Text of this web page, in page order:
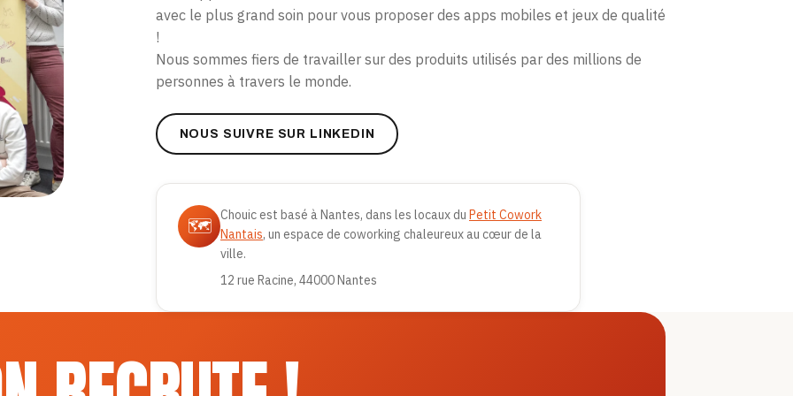
avec le plus grand soin pour vous proposer des apps mobiles et jeux de qualité
!
Nous sommes fiers de travailler sur des produits utilisés par des millions de
personnes à travers le monde.
NOUS SUIVRE SUR LINKEDIN
🗺️ Chouic est basé à Nantes, dans les locaux du Petit Cowork
Nantais, un espace de coworking chaleureux au cœur de la
ville.
12 rue Racine, 44000 Nantes